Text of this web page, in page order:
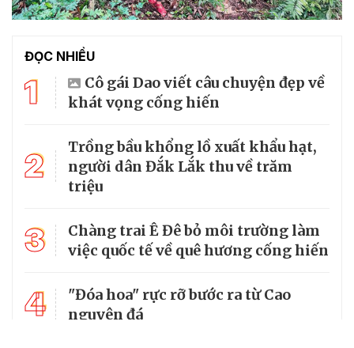
ĐỌC NHIỀU
1
Cô gái Dao viết câu chuyện đẹp về
khát vọng cống hiến
2
Trồng bầu khổng lồ xuất khẩu hạt,
người dân Đắk Lắk thu về trăm
triệu
3
Chàng trai Ê Đê bỏ môi trường làm
việc quốc tế về quê hương cống hiến
4
"Đóa hoa" rực rỡ bước ra từ Cao
nguyên đá